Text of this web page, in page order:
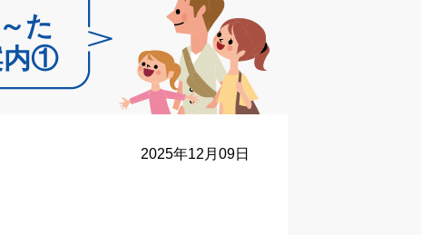
た
内①
2025年12月09日